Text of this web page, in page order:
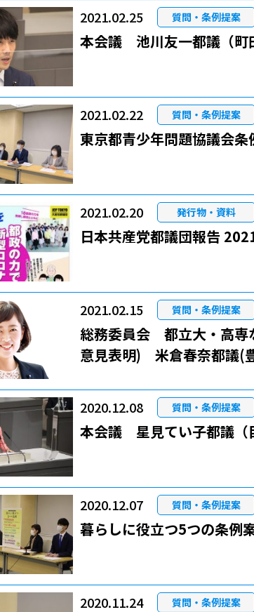
2021.02.25 質問・条例提案
本会議 池川友一都議（町
2021.02.22 質問・条例提案
東京都青少年問題協議会条
2021.02.20 発行物・資料
日本共産党都議団報告
2021.02.15 質問・条例提案
総務委員会 都立大・高専
意見表明) 米倉春奈都議(
2020.12.08 質問・条例提案
本会議 星見てい子都議（
2020.12.07 質問・条例提案
暮らしに役立つ5つの条
2020.11.24 質問・条例提案